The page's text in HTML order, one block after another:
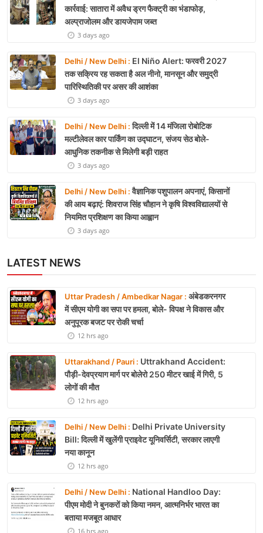
कार्रवाई: सातारा में अवैध ड्रग फैक्ट्री का भंडाफोड़,
अल्प्राजोलम और डायजेपाम जब्त
3 days ago
Delhi / New Delhi : El Niño Alert: फरवरी 2027
तक सक्रिय रह सकता है अल नीनो, मानसून और समुद्री
पारिस्थितिकी पर असर की आशंका
3 days ago
Delhi / New Delhi :दिल्ली में 14 मंजिला रोबोटिक
मल्टीलेवल कार पार्किंग का उद्घाटन, संजय सेठ बोले-
आधुनिक तकनीक से मिलेगी बड़ी राहत
3 days ago
Delhi / New Delhi :वैज्ञानिक पशुपालन अपनाएं, किसानों
की आय बढ़ाएं: शिवराज सिंह चौहान ने कृषि विश्वविद्यालयों से
नियमित प्रशिक्षण का किया आह्वान
3 days ago
LATEST NEWS
Uttar Pradesh / Ambedkar Nagar : अंबेडकरनगर
में सीएम योगी का सपा पर हमला, बोले- विपक्ष ने विकास और
अनुपूरक बजट पर रोकी चर्चा
12 hrs ago
Uttarakhand / Pauri : Uttrakhand Accident:
पौड़ी-देवप्रयाग मार्ग पर बोलेरो 250 मीटर खाई में गिरी, 5
लोगों की मौत
12 hrs ago
Delhi / New Delhi : Delhi Private University
Bill: दिल्ली में खुलेंगी प्राइवेट यूनिवर्सिटी, सरकार लाएगी
नया कानून
12 hrs ago
Delhi / New Delhi : National Handloo Day:
पीएम मोदी ने बुनकरों को किया नमन, आत्मनिर्भर भारत का
बताया मजबूत आधार
16 hrs ago